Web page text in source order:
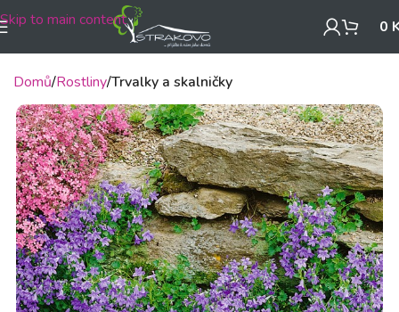
Skip to main content 0
Domů Rostliny Trvalky a skalničky